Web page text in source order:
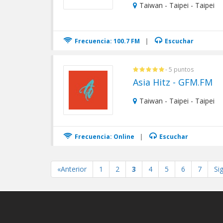
Taiwan - Taipei - Taipei
Frecuencia: 100.7 FM | Escuchar
- 5 puntos
Asia Hitz - GFM.FM
Taiwan - Taipei - Taipei
Frecuencia: Online | Escuchar
«Anterior 1 2 3 4 5 6 7